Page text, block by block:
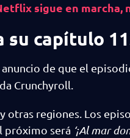
sigue en marcha,
su capítulo
de que el
Crunchyroll.
otras regiones. Los
próximo será ‘¡Al mar